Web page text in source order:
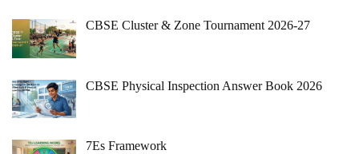
CBSE Cluster & Zone Tournament 2026-27
CBSE Physical Inspection Answer Book 2026
7Es Framework